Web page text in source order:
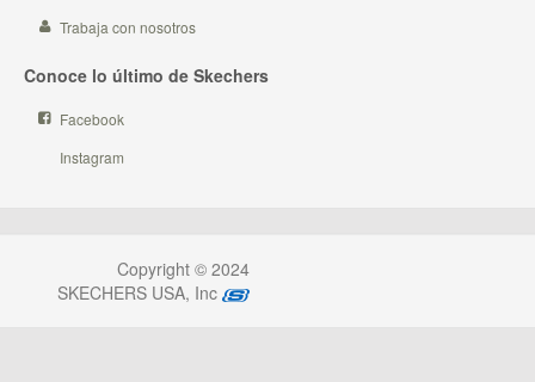
Trabaja con nosotros
Conoce lo último de Skechers
Facebook
Instagram
Copyright © 2024
SKECHERS USA, Inc